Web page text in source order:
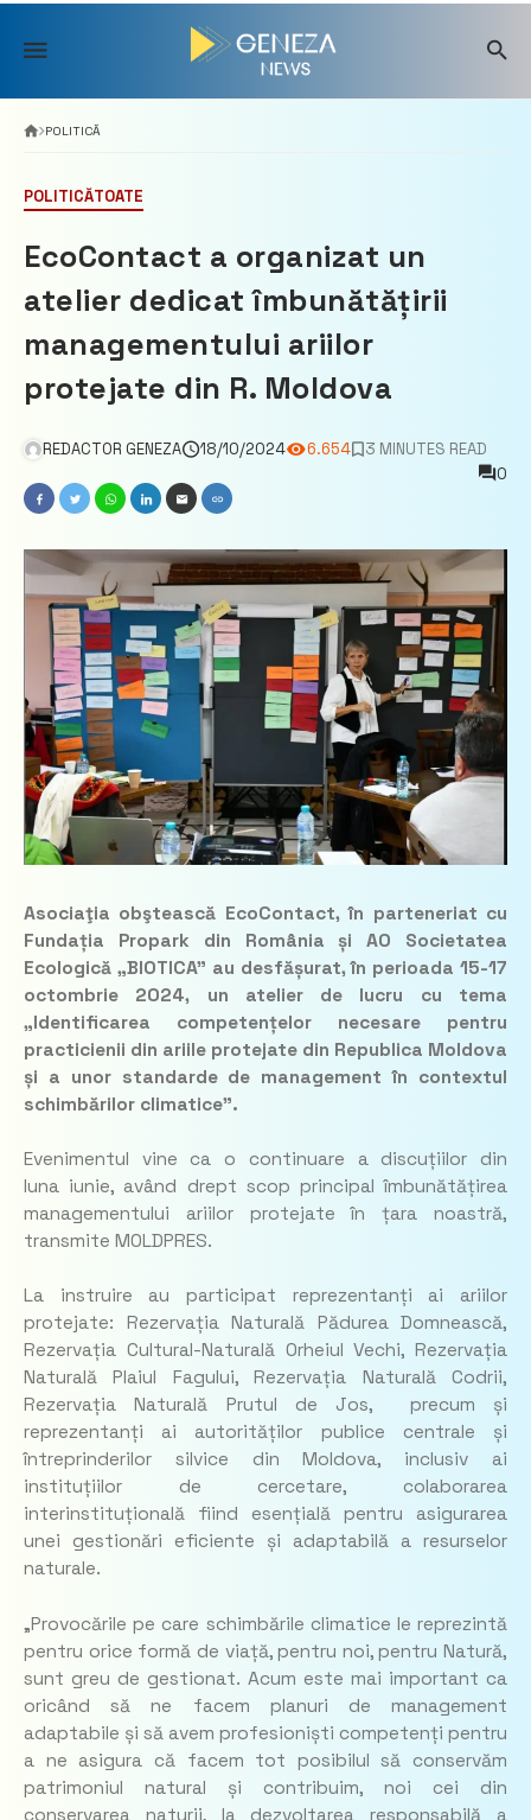
Skip
content
POLITICĂ
POLITICĂTOATE
EcoContact a organizat un
atelier dedicat îmbunătățirii
managementului ariilor
protejate din R. Moldova
REDACTOR GENEZA 18/10/2024 6.654
3 MINUTES READ
0
Asociaţia obştească EcoContact, în parteneriat cu
Fundația Propark din România și AO Societatea
Ecologică „BIOTICA” au desfășurat, în perioada 15-17
octombrie 2024, un atelier de lucru cu tema
„Identificarea competențelor necesare pentru
practicienii din ariile protejate din Republica Moldova
și a unor standarde de management în contextul
schimbărilor climatice”.
Evenimentul vine ca o continuare a discuțiilor din
luna iunie, având drept scop principal îmbunătățirea
managementului ariilor protejate în țara noastră,
transmite MOLDPRES.
La instruire au participat reprezentanți ai ariilor
protejate: Rezervația Naturală Pădurea Domnească,
Rezervația Cultural-Naturală Orheiul Vechi, Rezervația
Naturală Plaiul Fagului, Rezervația Naturală Codrii,
Rezervația Naturală Prutul de Jos, precum și
reprezentanți ai autorităților publice centrale și
întreprinderilor silvice din Moldova, inclusiv ai
instituțiilor de cercetare, colaborarea
interinstituțională fiind esențială pentru asigurarea
unei gestionări eficiente și adaptabilă a resurselor
naturale.
„Provocările pe care schimbările climatice le reprezintă
pentru orice formă de viață, pentru noi, pentru Natură,
sunt greu de gestionat. Acum este mai important ca
oricând să ne facem planuri de management
adaptabile și să avem profesioniști competenți pentru
a ne asigura că facem tot posibilul să conservăm
patrimoniul natural și contribuim, noi cei din
conservarea naturii, la dezvoltarea responsabilă a